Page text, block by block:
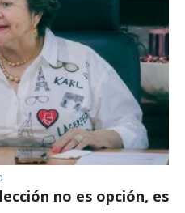
no es opción, es